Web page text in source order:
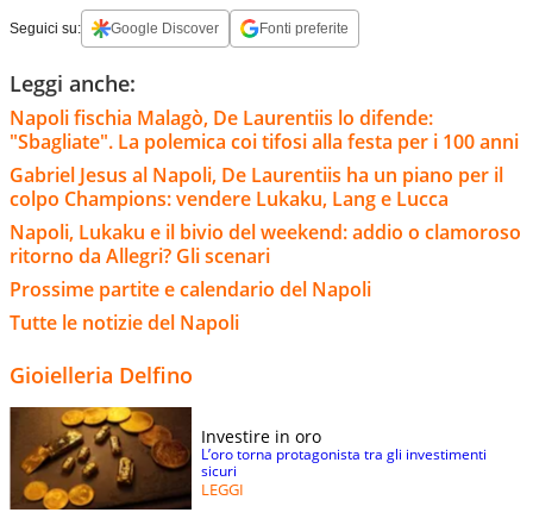
Seguici su: Google Discover Fonti preferite
Leggi anche:
Napoli fischia Malagò, De Laurentiis lo difende:
"Sbagliate". La polemica coi tifosi alla festa per i 100 anni
Gabriel Jesus al Napoli, De Laurentiis ha un piano per il
colpo Champions: vendere Lukaku, Lang e Lucca
Napoli, Lukaku e il bivio del weekend: addio o clamoroso
ritorno da Allegri? Gli scenari
Prossime partite e calendario del Napoli
Tutte le notizie del Napoli
Gioielleria Delfino
Investire in oro
L’oro torna protagonista tra gli investimenti
sicuri
LEGGI